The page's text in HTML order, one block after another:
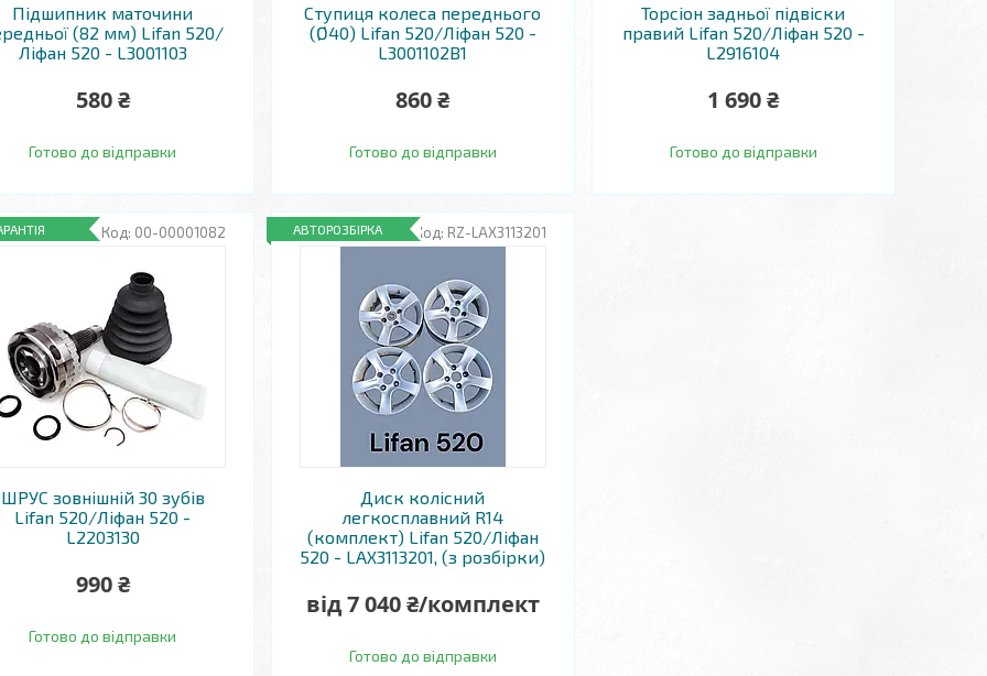
Підшипник маточини
(82 мм) Lifan 520/
Ліфан 520 - L3001103
580 ₴
Готово до відправки
Ступиця колеса переднього
(Ø40) Lifan 520/Ліфан 520 -
L3001102B1
860 ₴
Готово до відправки
Торсіон задньої підвіски
правий Lifan 520/Ліфан 520 -
L2916104
1 690 ₴
Готово до відправки
00-00001082
ШРУС зовнішній 30 зубів
Lifan 520/Ліфан 520 -
L2203130
990 ₴
Готово до відправки
RZ-LAX3113201
АВТОРОЗБІРКА
Диск колісний
легкосплавний R14
(комплект) Lifan 520/Ліфан
520 - LAX3113201, (з розбірки)
від 7 040 ₴/комплект
Готово до відправки